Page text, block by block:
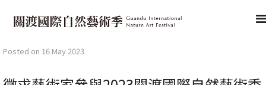
Posted on 16 May 2023